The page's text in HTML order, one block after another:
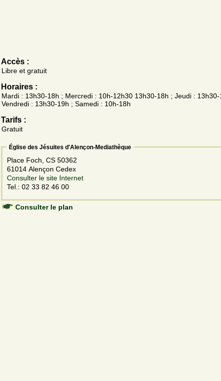
Accès :
Libre et gratuit
Horaires :
Mardi : 13h30-18h ; Mercredi : 10h-12h30 13h30-18h ; Jeudi :
Vendredi : 13h30-19h ; Samedi : 10h-18h
Tarifs :
Gratuit
Église des Jésuites d'Alençon-Mediathèque
Place Foch, CS 50362
61014 Alençon Cedex
Consulter le site Internet
Tel.: 02 33 82 46 00
Consulter le plan